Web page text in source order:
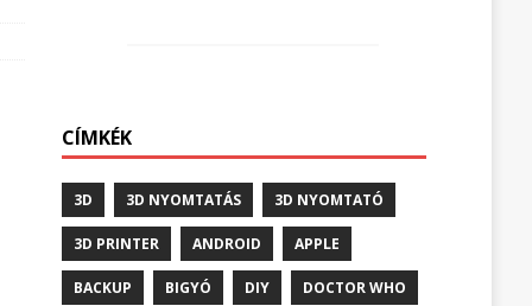
CÍMKÉK
3D 3D NYOMTATÁS 3D NYOMTATÓ
3D PRINTER ANDROID APPLE
BACKUP BIGYÓ DIY DOCTOR WHO